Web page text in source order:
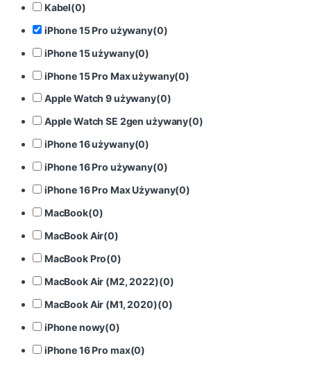
Kabel(0)
iPhone 15 Pro używany(0)
iPhone 15 używany(0)
iPhone 15 Pro Max używany(0)
Apple Watch 9 używany(0)
Apple Watch SE 2gen używany(0)
iPhone 16 używany(0)
iPhone 16 Pro używany(0)
iPhone 16 Pro Max Używany(0)
MacBook(0)
MacBook Air(0)
MacBook Pro(0)
MacBook Air (M2, 2022)(0)
MacBook Air (M1, 2020)(0)
iPhone nowy(0)
iPhone 16 Pro max(0)